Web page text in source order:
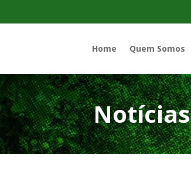
Home Quem Somos
Notícias